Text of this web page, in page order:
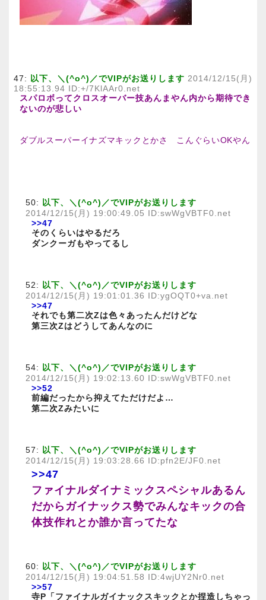
47: 以下、＼(^o^)／でVIPがお送りします 2014/12/15(月)
18:55:13.94 ID:+/7KlAAr0.net
スパロボってクロスオーバー技あんまやん内から期待でき
ないのが悲しい
ダブルスーパーイナズマキックとかさ こんぐらいOKやん
50:
以下、＼(^o^)／でVIPがお送りします
2014/12/15(月) 19:00:49.05 ID:swWgVBTF0.net
>>47
そのくらいはやるだろ
ダンクーガもやってるし
52:
以下、＼(^o^)／でVIPがお送りします
2014/12/15(月) 19:01:01.36 ID:ygOQT0+va.net
>>47
それでも第二次Zは色々あったんだけどな
第三次Zはどうしてあんなのに
54:
以下、＼(^o^)／でVIPがお送りします
2014/12/15(月) 19:02:13.60 ID:swWgVBTF0.net
>>52
前編だったから抑えてただけだよ…
第二次Zみたいに
57:
以下、＼(^o^)／でVIPがお送りします
2014/12/15(月) 19:03:28.66 ID:pfn2E/JF0.net
>>47
ファイナルダイナミックスペシャルあるん
だからガイナックス勢でみんなキックの合
体技作れとか誰か言ってたな
60:
以下、＼(^o^)／でVIPがお送りします
2014/12/15(月) 19:04:51.58 ID:4wjUY2Nr0.net
>>57
寺P「ファイナルガイナックスキックとか捏造しちゃっ